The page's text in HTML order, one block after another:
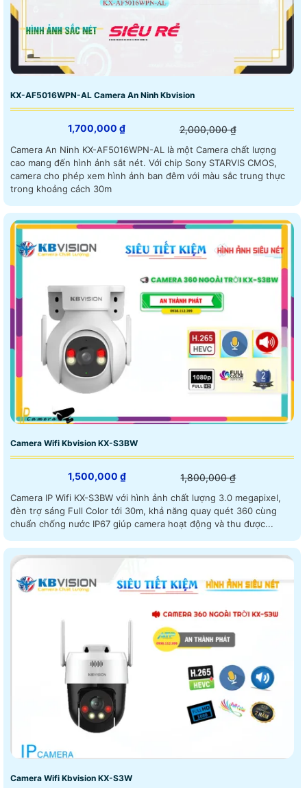
KX-AF5016WPN-AL Camera An Ninh Kbvision
1,700,000 ₫ 2,000,000 ₫
Camera An Ninh KX-AF5016WPN-AL là một Camera chất lượng
cao mang đến hình ảnh sắt nét. Với chip Sony STARVIS CMOS,
camera cho phép xem hình ảnh ban đêm với màu sắc trung thực
trong khoảng cách 30m
Camera Wifi Kbvision KX-S3BW
1,500,000 ₫ 1,800,000 ₫
Camera IP Wifi KX-S3BW với hình ảnh chất lượng 3.0 megapixel,
đèn trợ sáng Full Color tới 30m, khả năng quay quét 360 cùng
chuẩn chống nước IP67 giúp camera hoạt động và thu được...
Camera Wifi Kbvision KX-S3W